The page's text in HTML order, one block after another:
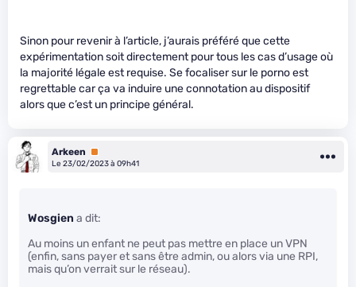
Sinon pour revenir à l’article, j’aurais préféré que cette
expérimentation soit directement pour tous les cas d’usage où
la majorité légale est requise. Se focaliser sur le porno est
regrettable car ça va induire une connotation au dispositif
alors que c’est un principe général.
Arkeen
Premium
Le 23/02/2023 à 09h41
Wosgien a dit:
Au moins un enfant ne peut pas mettre en place un VPN
(enfin, sans payer et sans être admin, ou alors via une RPI,
mais qu’on verrait sur le réseau).